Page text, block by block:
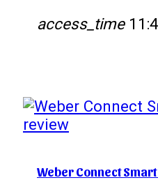
access_time
Weber Connect